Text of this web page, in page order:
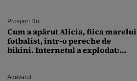
Prosport.ro
Cum a apărut Alicia, fiica marelui
fotbalist, într-o pereche de
bikini. Internetul a explodat:
Adevarul